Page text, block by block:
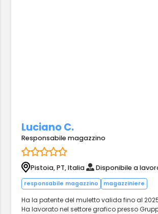
Luciano C.
Responsabile magazzino
Pistoia, PT, Italia Disponibile a
responsabile magazzino magazziniere
Ha la patente del muletto valida fino al
Ha lavorato nel settore grafico presso